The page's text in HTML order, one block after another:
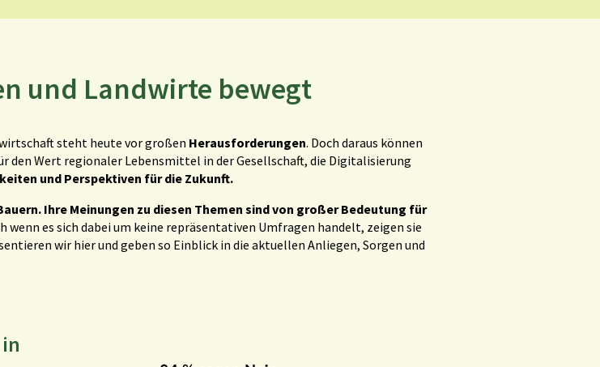
und Landwirte bewegt
steht heute vor großen Herausforderungen. Doch daraus können
den Wert regionaler Lebensmittel in der Gesellschaft, die Digitalisierung
und Perspektiven für die Zukunft.
Ihre Meinungen zu diesen Themen sind von großer Bedeutung für
wenn es sich dabei um keine repräsentativen Umfragen handelt, zeigen sie
wir hier und geben so Einblick in die aktuellen Anliegen, Sorgen und